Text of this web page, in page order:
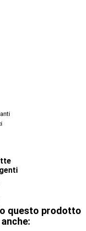
al carrello
questo prodotto